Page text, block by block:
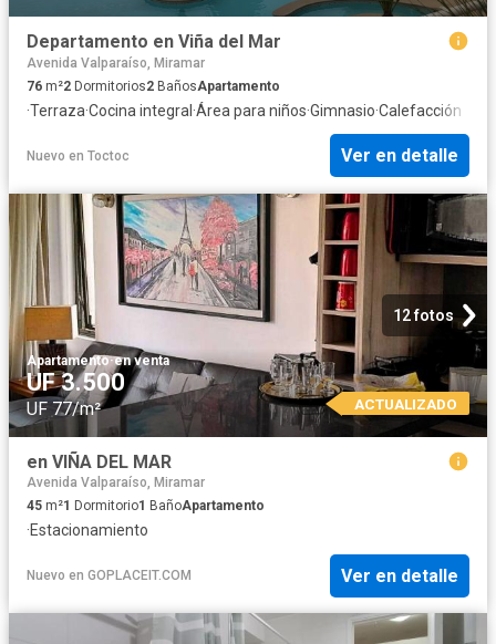
Departamento en Viña del Mar
Avenida Valparaíso, Miramar
76 m²2 Dormitorios2 BañosApartamento
·Terraza·Cocina integral ·Área para niños·Gimnasio·Calefacción
Nuevo en Toctoc Ver en detalle
12 fotos
Apartamento·en venta
UF 3.500
UF 77/m² ACTUALIZADO
en VIÑA DEL MAR
Avenida Valparaíso, Miramar
45 m²1 Dormitorio1 BañoApartamento
·Estacionamiento
Nuevo en GOPLACEIT.COM Ver en detalle